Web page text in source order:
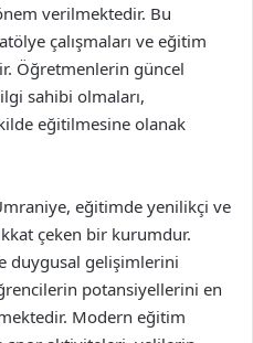
verilmektedir. Bu
çalışmaları ve eğitim
Öğretmenlerin güncel
sahibi olmaları,
eğitilmesine olanak
eğitimde yenilikçi ve
çeken bir kurumdur.
duygusal gelişimlerini
potansiyellerini en
Modern eğitim